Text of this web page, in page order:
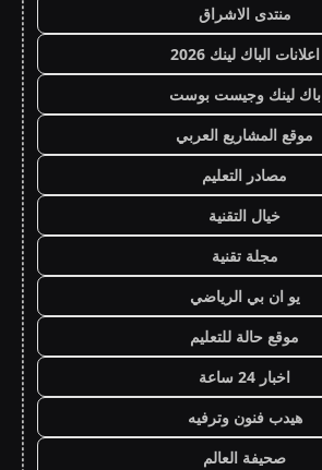
منتدى الاشراق
اعلانات الباك لينك 2026
باك لينك وجيست بوست
موقع المشاريع العربي
مصادر التعليم
خيال التقنية
مجلة تقنية
يو ان بي الرياضي
موقع حالة للتعليم
اخبار 24 ساعة
هيدب فنون وترفيه
صحيفة العالم